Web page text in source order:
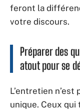
feront la
votre discours.
Préparer des
atout pour se
L’entretien
unique. Ceux